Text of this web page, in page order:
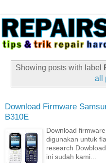
Showing posts with label
all
Download Firmware
B310E
Download
digunakan untuk
research
ini sudah kami...